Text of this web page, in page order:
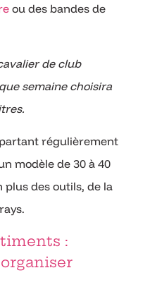
ou des bandes de
de club
semaine choisira
régulièrement
modèle de 30 à 40
des outils, de la
: